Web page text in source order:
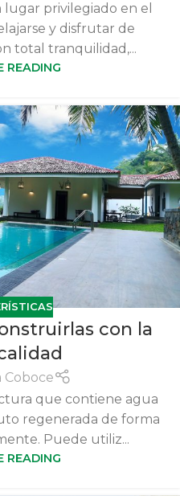
privilegiado en el
y disfrutar de
total tranquilidad,...
READING
con la
Coboce
que contiene agua
regenerada de forma
Puede utiliz...
READING